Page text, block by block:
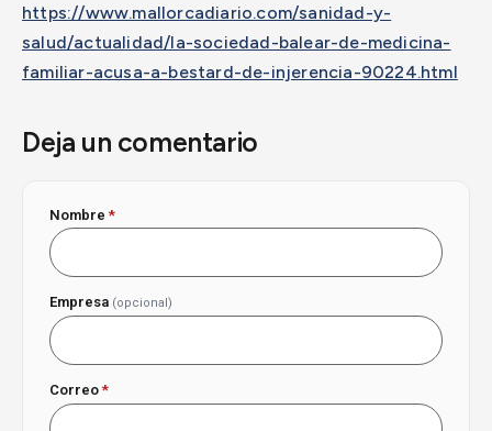
https://www.mallorcadiario.com/sanidad-y-
salud/actualidad/la-sociedad-balear-de-medicina-
familiar-acusa-a-bestard-de-injerencia-90224.html
Deja un comentario
Nombre*
Empresa (opcional)
Correo*